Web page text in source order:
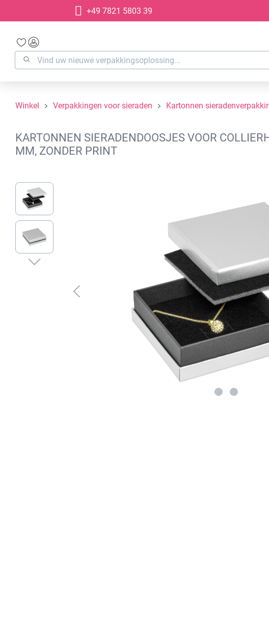
Ga naar de hoofdnavigatie
+49 7821 5803 39
Winkel Verpakkingen voor sieraden Kartonnen
KARTONNEN SIERADENDOOSJES VOOR
MM, ZONDER PRINT
Afbeeldingengalerij overslaan